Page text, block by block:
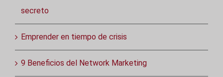
secreto
Emprender en tiempo de crisis
9 Beneficios del Network Marketing